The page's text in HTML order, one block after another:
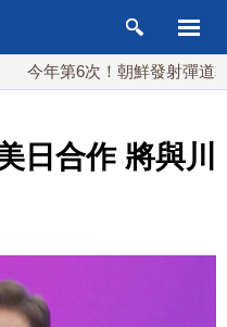
第6次！朝鮮發射彈道導彈 落
日合作 將與川